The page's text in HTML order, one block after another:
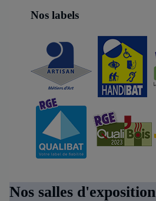
Nos labels
Nos salles d'exposition